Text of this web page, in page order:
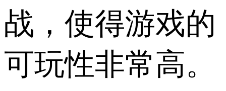
战，使得游戏的
可玩性非常高。